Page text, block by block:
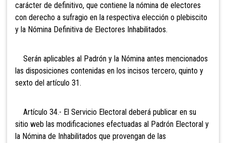
carácter de definitivo, que contiene la nómina de electores
con derecho a sufragio en la respectiva elección o plebiscito
y la Nómina Definitiva de Electores Inhabilitados.
Serán aplicables al Padrón y la Nómina antes mencionados
las disposiciones contenidas en los incisos tercero, quinto y
sexto del artículo 31.
Artículo 34.- El Servicio Electoral deberá publicar en su
sitio web las modificaciones efectuadas al Padrón Electoral y
la Nómina de Inhabilitados que provengan de las